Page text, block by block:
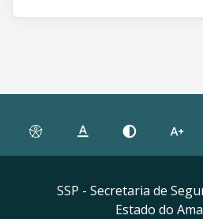
SSP - Secretaria de
Estado do